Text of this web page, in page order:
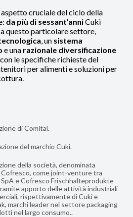
aspetto cruciale del ciclo della
da più di sessant’anniCuki
questo particolare settore,
, un sistema
e una razionale diversificazione
le specifiche richieste del
per alimenti e soluzioni per
di Comital.
del marchio Cuki.
della società, denominata
come joint-venture tra
e Cofresco Frischhalteprodukte
apporto delle attività industriali
rispettivamente di Cuki e
marchi leader nel settore packaging
nel largo consumo..